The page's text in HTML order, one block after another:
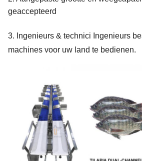
geaccepteerd
3. Ingenieurs & technici Ingenieurs
machines voor uw land te bedienen.